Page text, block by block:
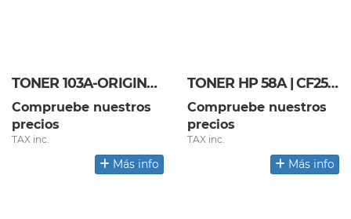
TONER 103A-ORIGINAL
Compruebe nuestros
precios
TAX inc.
Más info
TONER HP 58A | CF258A
Compruebe nuestros
precios
TAX inc.
Más info